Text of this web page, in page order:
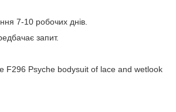
7-10 робочих днів.
запит.
F296 Psyche bodysuit of lace and wetlook